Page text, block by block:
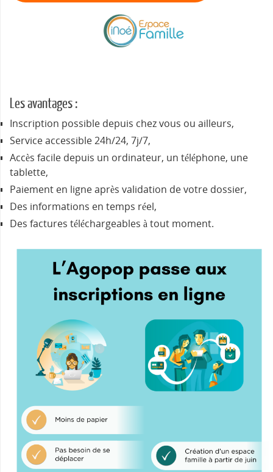
Les avantages :
Inscription possible depuis chez vous ou ailleurs,
Service accessible 24h/24, 7j/7,
Accès facile depuis un ordinateur, un téléphone, une
tablette,
Paiement en ligne après validation de votre dossier,
Des informations en temps réel,
Des factures téléchargeables à tout moment.